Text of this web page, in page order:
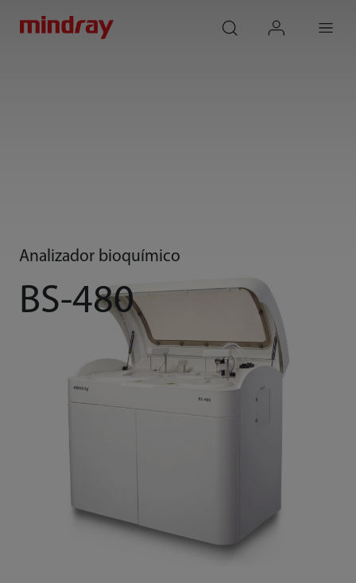
Analizador bioquímico
BS-480